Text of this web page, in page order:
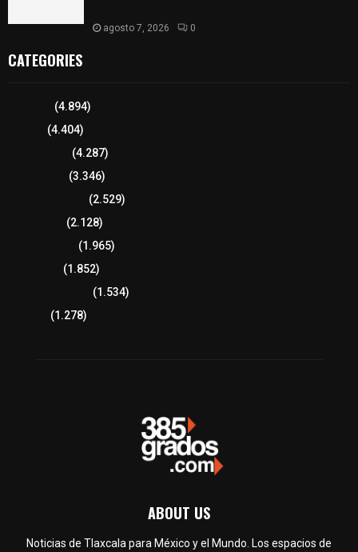
agosto 7, 2026 0
CATEGORIES
(4.894)
(4.404)
(4.287)
(3.346)
(2.529)
(2.128)
(1.965)
(1.852)
(1.534)
(1.278)
ABOUT US
Noticias de Tlaxcala para México y el Mundo. Los espacios de